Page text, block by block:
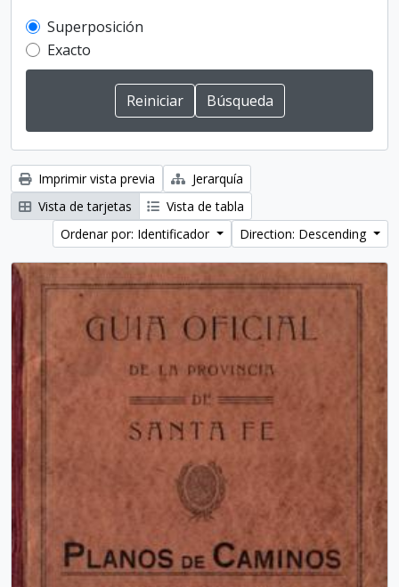
Superposición
Exacto
Imprimir vista previa
Jerarquía
Vista de tarjetas
Vista de tabla
Ordenar por: Identificador
Direction: Descending